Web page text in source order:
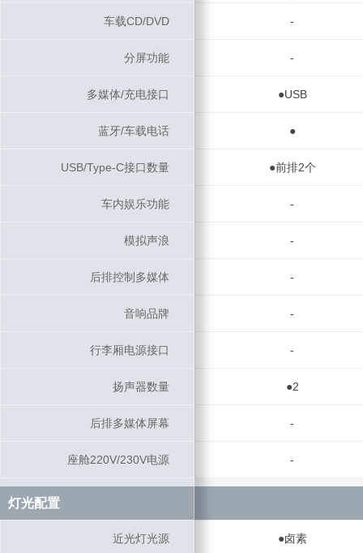
车载CD/DVD -
分屏功能 -
多媒体/充电接口 ●USB
蓝牙/车载电话 ●
USB/Type-C接口数量 ●前排2个
车内娱乐功能 -
模拟声浪 -
后排控制多媒体 -
音响品牌 -
行李厢电源接口 -
扬声器数量 ●2
后排多媒体屏幕 -
座舱220V/230V电源 -
灯光配置
近光灯光源 ●卤素
车载CD/DVD
分屏功能
多媒体/充电接口
蓝牙/车载电话
USB/Type-C接口数量
车内娱乐功能
模拟声浪
后排控制多媒体
音响品牌
行李厢电源接口
扬声器数量
后排多媒体屏幕
座舱220V/230V电源
灯光配置
近光灯光源